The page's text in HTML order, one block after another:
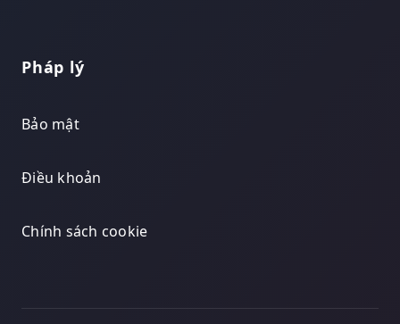
Pháp lý
Bảo mật
Điều khoản
Chính sách cookie